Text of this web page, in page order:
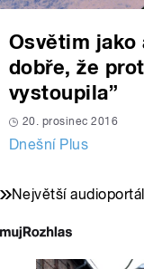
Osvětim jako
dobře, že
vystoupila”
20. prosinec 2016
Dnešní Plus
Největší